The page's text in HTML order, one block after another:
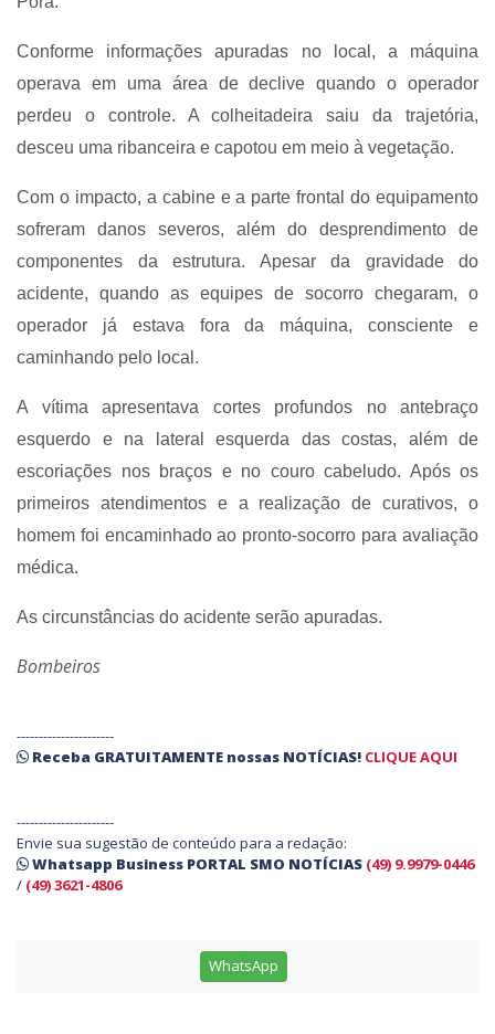
Conforme informações apuradas no local, a máquina
operava em uma área de declive quando o operador
perdeu o controle. A colheitadeira saiu da trajetória,
desceu uma ribanceira e capotou em meio à vegetação.
Com o impacto, a cabine e a parte frontal do equipamento
sofreram danos severos, além do desprendimento de
componentes da estrutura. Apesar da gravidade do
acidente, quando as equipes de socorro chegaram, o
operador já estava fora da máquina, consciente e
caminhando pelo local.
A vítima apresentava cortes profundos no antebraço
esquerdo e na lateral esquerda das costas, além de
escoriações nos braços e no couro cabeludo. Após os
primeiros atendimentos e a realização de curativos, o
homem foi encaminhado ao pronto-socorro para avaliação
médica.
As circunstâncias do acidente serão apuradas.
Bombeiros
----------------------
Receba GRATUITAMENTE nossas NOTÍCIAS! CLIQUE AQUI
----------------------
Envie sua sugestão de conteúdo para a redação:
Whatsapp Business PORTAL SMO NOTÍCIAS (49) 9.9979-0446
/ (49) 3621-4806
WhatsApp